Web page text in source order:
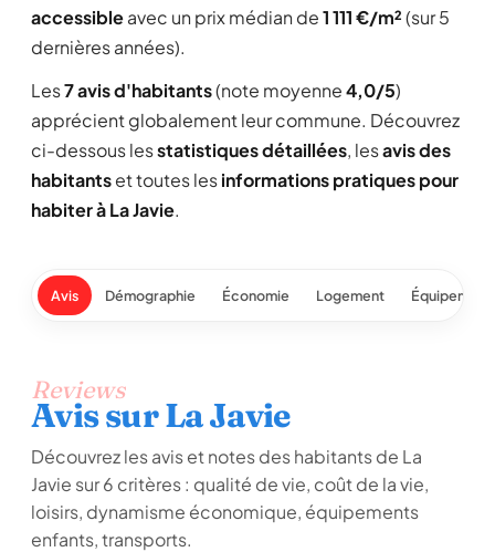
accessibleavec un prix médian de1 111 €/m²(sur 5
dernières années).
Les7 avis d'habitants(note moyenne4,0/5)
apprécient globalement leur commune. Découvrez
ci-dessous lesstatistiques détaillées, lesavis des
habitantset toutes lesinformations pratiques pour
habiter à La Javie.
Avis Démographie Économie Logement
Reviews
Avis sur La Javie
Découvrez les avis et notes des habitants de La
Javie sur 6 critères : qualité de vie, coût de la vie,
loisirs, dynamisme économique, équipements
enfants, transports.